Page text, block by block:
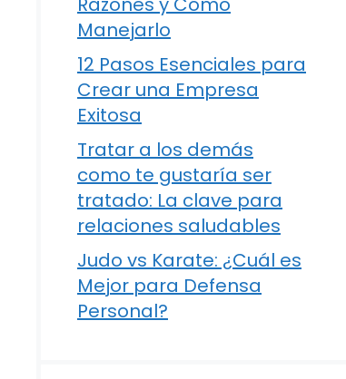
Manejarlo
12 Pasos Esenciales para
Crear una Empresa
Exitosa
Tratar a los demás
como te gustaría ser
tratado: La clave para
relaciones saludables
Judo vs Karate: ¿Cuál es
Mejor para Defensa
Personal?